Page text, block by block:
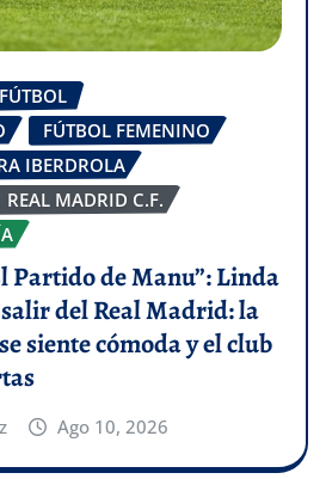
FÚTBOL
FÚTBOL FEMENINO
IBERDROLA
REAL MADRID C.F.
Partido de Manu”: Linda
del Real Madrid: la
siente cómoda y el club
Ago 10, 2026